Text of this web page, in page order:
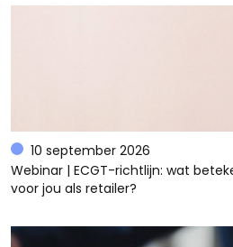
10 september 2026
Webinar | ECGT-richtlijn: wat
voor jou als retailer?